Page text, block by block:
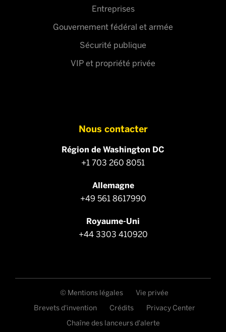
Entreprises
Gouvernement fédéral et armée
Sécurité publique
VIP et propriété privée
Nous contacter
Région de Washington DC
+1 703 260 8051
Allemagne
+49 561 8617990
Royaume-Uni
+44 3303 410920
© Mentions légales
Vie privée
Brevets d'invention
Crédits
Privacy Center
Chaîne des lanceurs d'alerte